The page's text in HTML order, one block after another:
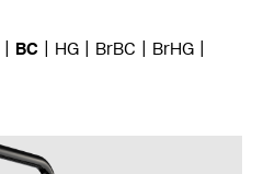
BC HG BrBC
BrHG